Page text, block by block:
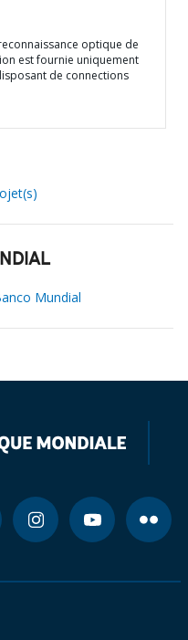
optique de
est fournie uniquement
de connections
Mundial